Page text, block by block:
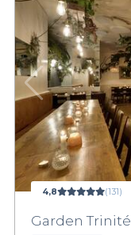
4,8 (131)
Garden Trinité